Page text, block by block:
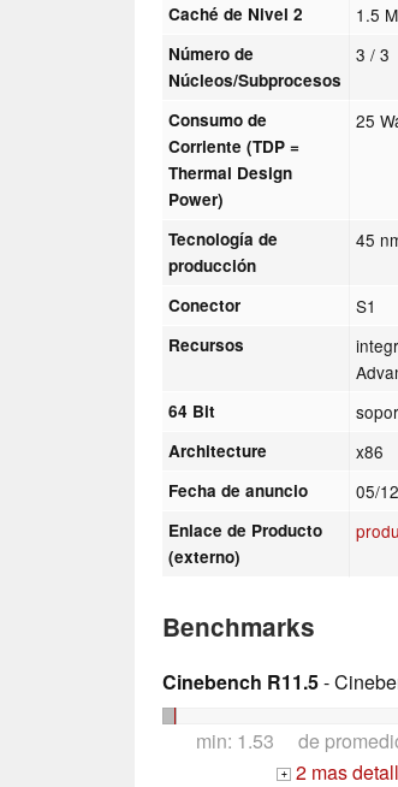
Caché de Nivel 2 1.5
Número de
Núcleos/Subprocesos
3 / 3
Consumo de
Corriente (TDP =
Thermal Design
Power)
25
Tecnología de
producción
45
Conector S1
Recursos
64 Bit
Architecture x86
Fecha de anuncio 05/
Enlace de Producto
(externo)
Benchmarks
Cinebench R11.5-
min: 1.53 de
+ 2 mas